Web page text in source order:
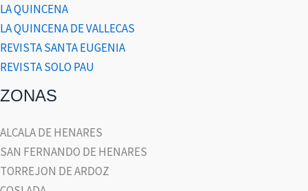
LA QUINCENA
LA QUINCENA DE VALLECAS
REVISTA SANTA EUGENIA
REVISTA SOLO PAU
ZONAS
ALCALA DE HENARES
SAN FERNANDO DE HENARES
TORREJON DE ARDOZ